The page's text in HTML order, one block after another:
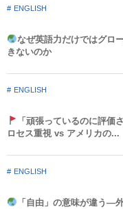
ENGLISH
なぜ英語力だけではグロ
きないのか
ENGLISH
「頑張っているのに評
ロセス重視 vs アメリカの...
ENGLISH
「自由」の意味が違う—